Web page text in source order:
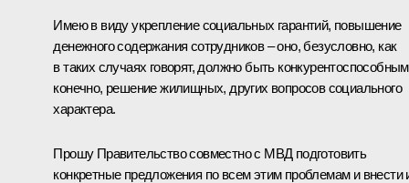
Имею в виду укрепление социальных гарантий, повышение
денежного содержания сотрудников – оно, безусловно, как
в таких случаях говорят, должно быть
конечно, решение жилищных, других вопросов социального
характера.
Прошу Правительство совместно с МВД подготовить
конкретные предложения по всем этим проблемам и внести